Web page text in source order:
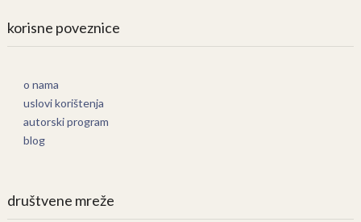
korisne poveznice
o nama
uslovi korištenja
autorski program
blog
društvene mreže